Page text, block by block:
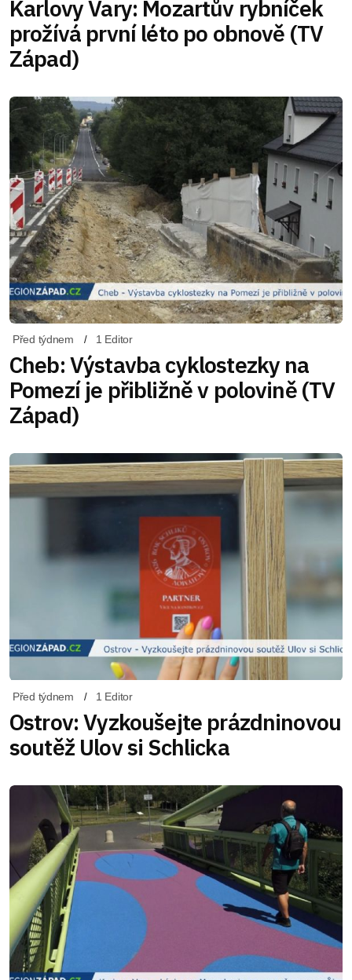
Karlovy Vary: Mozartův rybníček
prožívá první léto po obnově (TV
Západ)
Před týdnem 1 Editor
Cheb: Výstavba cyklostezky na
Pomezí je přibližně v polovině (TV
Západ)
Před týdnem 1 Editor
Ostrov: Vyzkoušejte prázdninovou
soutěž Ulov si Schlicka